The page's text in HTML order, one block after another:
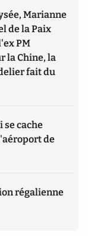
Marianne
de la Paix
PM
la Chine, la
fait du
se cache
de
régalienne